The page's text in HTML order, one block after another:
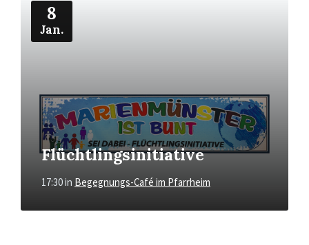
8
Jan.
Flüchtlingsinitiative
17:30in Begegnungs-Café im Pfarrheim